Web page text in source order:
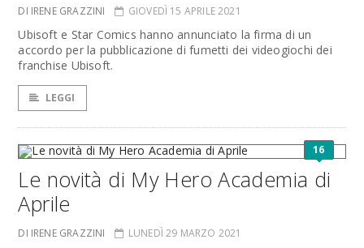
DI IRENE GRAZZINI GIOVEDÌ 15 APRILE 2021
Ubisoft e Star Comics hanno annunciato la firma di un
accordo per la pubblicazione di fumetti dei videogiochi dei
franchise Ubisoft.
LEGGI
16
Le novità di My Hero Academia di
Aprile
DI IRENE GRAZZINI LUNEDÌ 29 MARZO 2021